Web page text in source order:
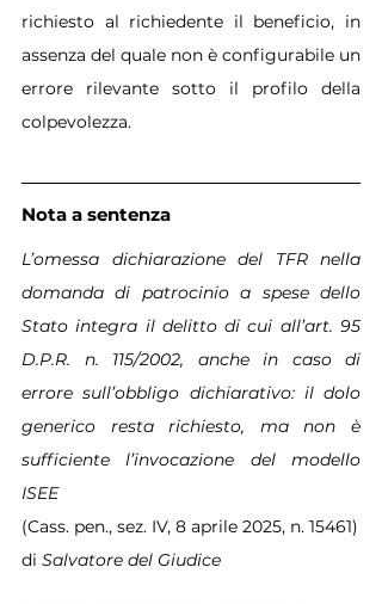
richiesto al richiedente il beneficio, in
assenza del quale non è configurabile un
errore rilevante sotto il profilo della
colpevolezza.
Nota a sentenza
L’omessa dichiarazione del TFR nella
domanda di patrocinio a spese dello
Stato integra il delitto di cui all’art. 95
D.P.R. n. 115/2002, anche in caso di
errore sull’obbligo dichiarativo: il dolo
generico resta richiesto, ma non è
sufficiente l’invocazione del modello
ISEE
(Cass. pen., sez. IV, 8 aprile 2025, n. 15461)
di Salvatore del Giudice